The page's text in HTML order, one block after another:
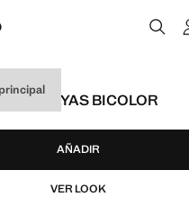
RAYAS BICOLOR
]
AÑADIR
VER LOOK